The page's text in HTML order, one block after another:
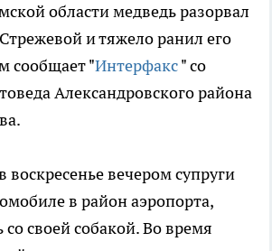
области медведь разорвал
и тяжело ранил его
сообщает "Интерфакс" со
Александровского района
воскресенье вечером супруги
в район аэропорта,
со своей собакой. Во время